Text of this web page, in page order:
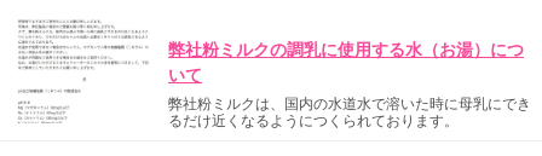
弊社粉ミルクの調乳に使用する水（お湯）につ
いて
弊社粉ミルクは、国内の水道水で溶いた時に母乳にでき
るだけ近くなるようにつくられております。